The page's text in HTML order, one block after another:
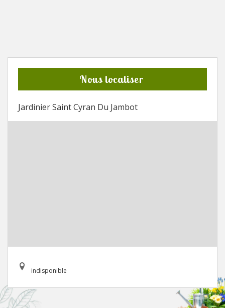
Nous localiser
Jardinier Saint Cyran Du Jambot
indisponible